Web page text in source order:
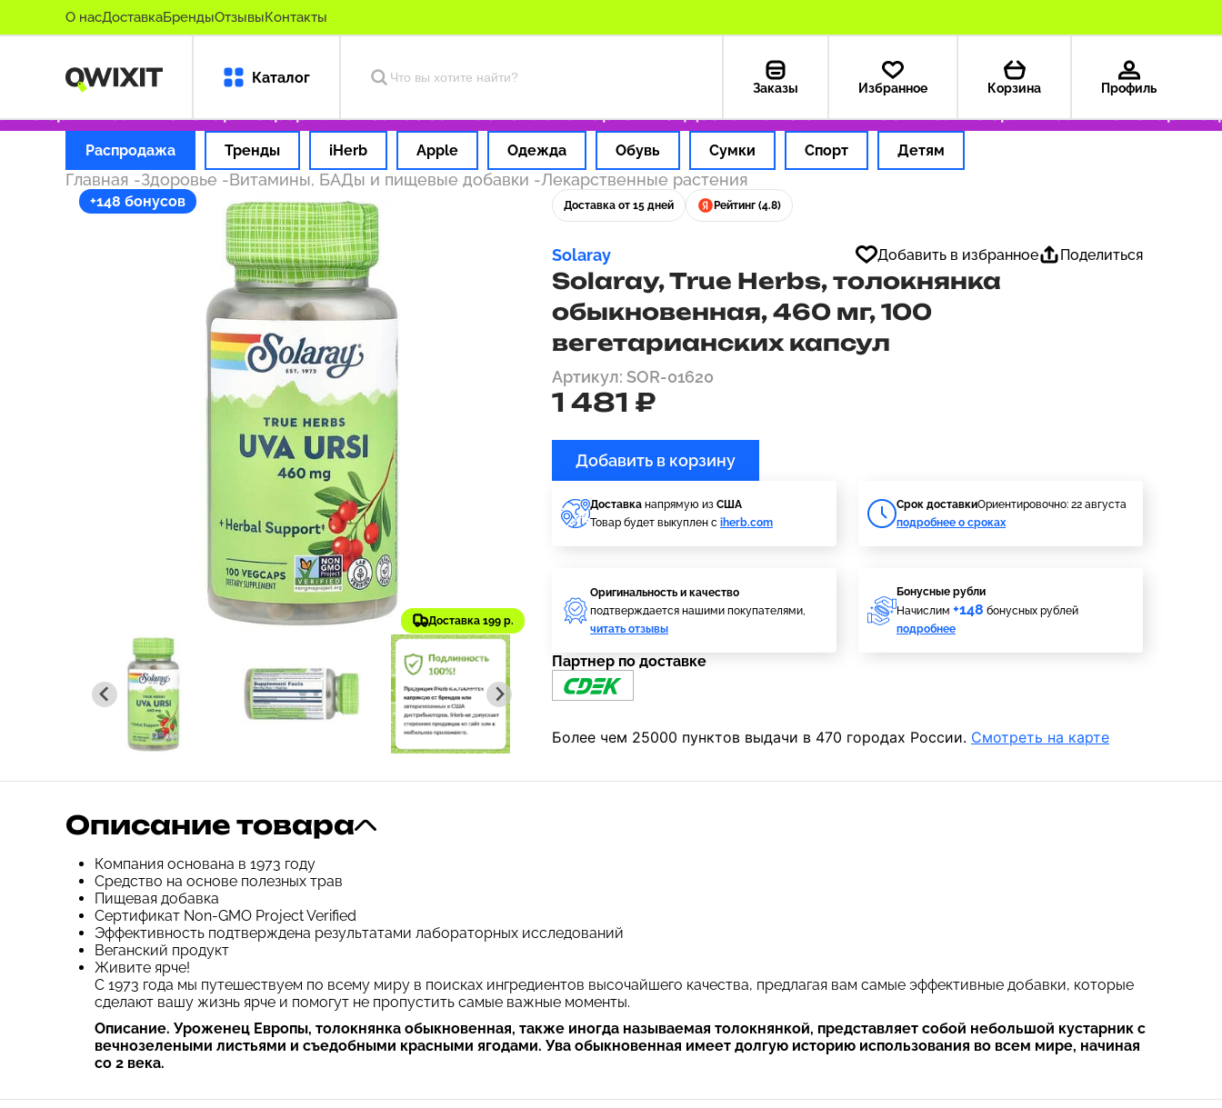
О насДоставкаБрендыОтзывыКонтакты
Каталог
Заказы Избранное Корзина Профиль
оригинальные товары Оформляем заказ за 1 час Оплата картой РФ Доставка из США — 199 ₽ Только оригинальные товары
Распродажа Тренды iHerb Apple Одежда Обувь Сумки Спорт Детям
Главная -Здоровье -Витамины, БАДы и пищевые добавки -Лекарственные растения
+148 бонусов
Доставка 199 р.
Доставка от 15 дней Рейтинг (4.8)
Solaray Добавить в избранное Поделиться
Solaray, True Herbs, толокнянка
обыкновенная, 460 мг, 100
вегетарианских капсул
Артикул: SOR-01620
1 481 ₽
Добавить в корзину
Доставка напрямую из США
Товар будет выкуплен с iherb.com
Cрок доставкиОриентировочно: 22 августа
подробнее о сроках
Оригинальность и качество
подтверждается нашими покупателями,
читать отзывы
Бонусные рубли
Начислим +148 бонусных рублей
подробнее
Партнер по доставке
Более чем 25000 пунктов выдачи в 470 городах России. Смотреть на карте
Описание товара
Компания основана в 1973 году
Средство на основе полезных трав
Пищевая добавка
Сертификат Non-GMO Project Verified
Эффективность подтверждена результатами лабораторных исследований
Веганский продукт
Живите ярче!
С 1973 года мы путешествуем по всему миру в поисках ингредиентов высочайшего качества, предлагая вам самые эффективные добавки, которые
сделают вашу жизнь ярче и помогут не пропустить самые важные моменты.
Описание. Уроженец Европы, толокнянка обыкновенная, также иногда называемая толокнянкой, представляет собой небольшой кустарник с
вечнозелеными листьями и съедобными красными ягодами. Ува обыкновенная имеет долгую историю использования во всем мире, начиная
со 2 века.